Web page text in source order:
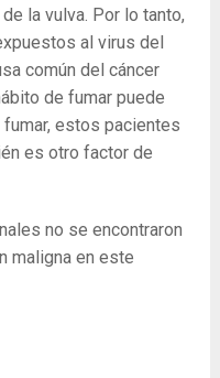
la vulva. Por lo tanto,
al virus del
común del cáncer
de fumar puede
estos pacientes
es otro factor de
no se encontraron
maligna en este